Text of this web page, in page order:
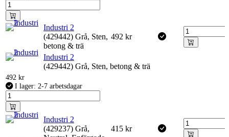
Industri 2
(429442) Grå, Sten,
betong & trä
492 kr
Industri 2
(429442) Grå, Sten, betong & trä
492 kr
I lager: 2-7 arbetsdagar
Industri 2
(429237) Grå,
415 kr